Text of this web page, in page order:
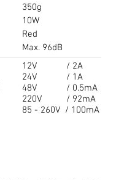
350g
10W
Red
Max. 96dB
12V / 2A
24V / 1A
48V / 0.5mA
220V / 92mA
85 - 260V / 100mA